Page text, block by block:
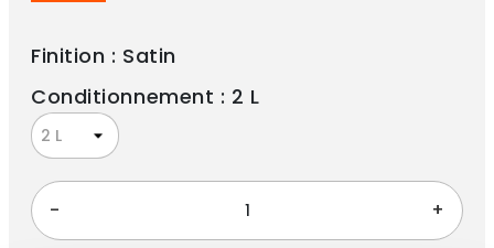
Finition : Satin
Conditionnement : 2 L
- +